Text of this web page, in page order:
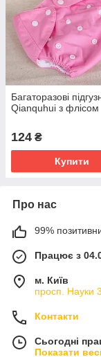
Багаторазові
Qianquhui з флісом
124 ₴
Купити
Про нас
99%
Працює з
м. Київ
просп. Науки
Контакти
Сьогодні
Показати